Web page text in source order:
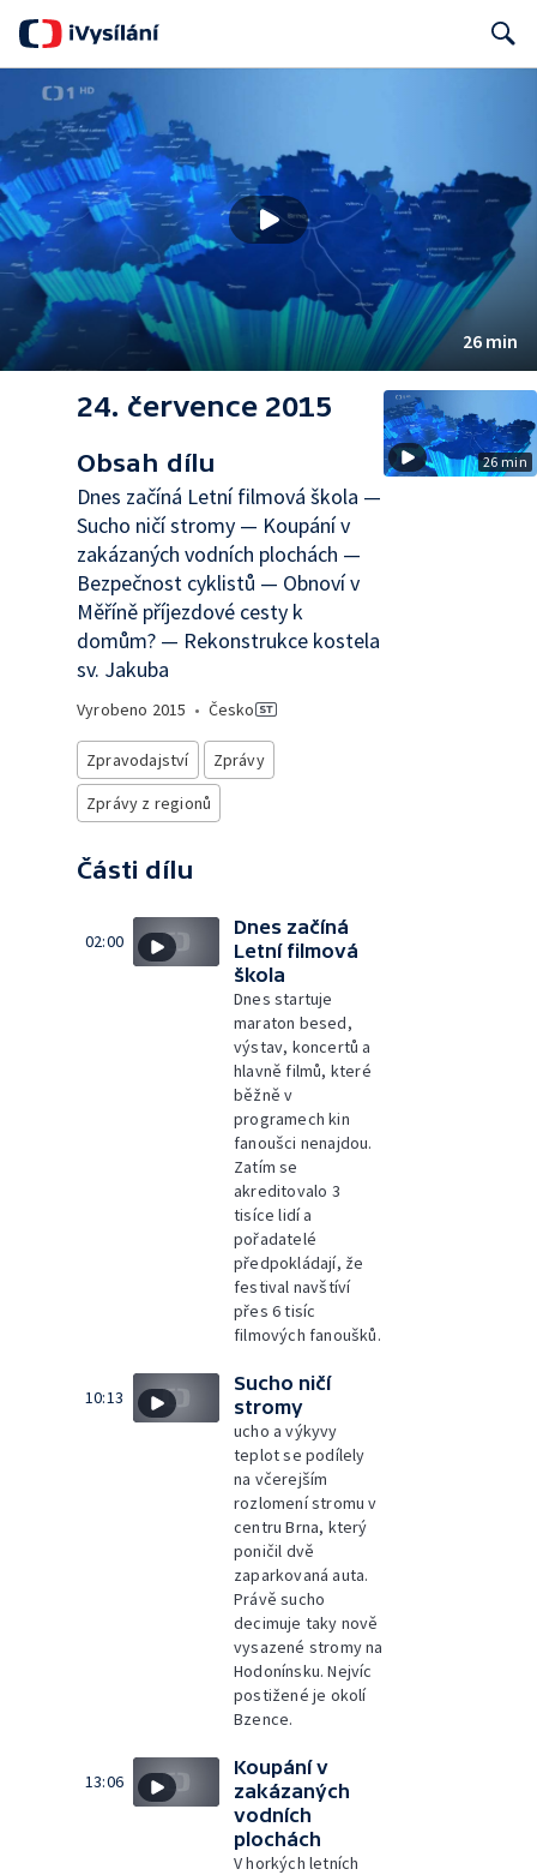
26 min
24. července 2015
Obsah dílu
Dnes začíná Letní filmová škola —
Sucho ničí stromy — Koupání v
zakázaných vodních plochách —
Bezpečnost cyklistů — Obnoví v
Měříně příjezdové cesty k
domům? — Rekonstrukce kostela
sv. Jakuba
Vyrobeno 2015 • Česko
Zpravodajství
Zprávy
Zprávy z regionů
Části dílu
02:00
Dnes začíná
Letní filmová
škola
Dnes startuje
maraton besed,
výstav, koncertů a
hlavně filmů, které
běžně v
programech kin
fanoušci nenajdou.
Zatím se
akreditovalo 3
tisíce lidí a
pořadatelé
předpokládají, že
festival navštíví
přes 6 tisíc
filmových fanoušků.
10:13
Sucho ničí
stromy
ucho a výkyvy
teplot se podílely
na včerejším
rozlomení stromu v
centru Brna, který
poničil dvě
zaparkovaná auta.
Právě sucho
decimuje taky nově
vysazené stromy na
Hodonínsku. Nejvíc
postižené je okolí
Bzence.
13:06
Koupání v
zakázaných
vodních
plochách
V horkých letních
26 min